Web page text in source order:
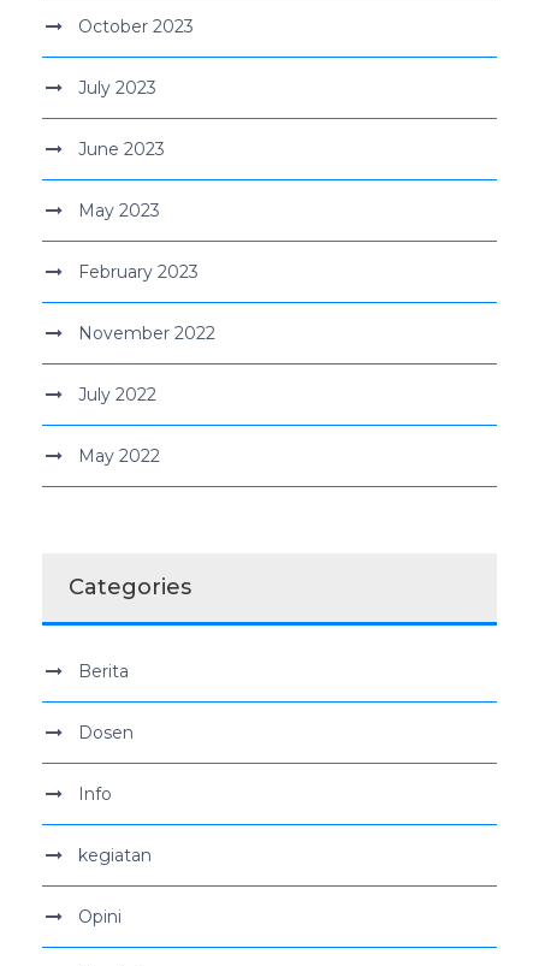
October 2023
July 2023
June 2023
May 2023
February 2023
November 2022
July 2022
May 2022
Categories
Berita
Dosen
Info
kegiatan
Opini